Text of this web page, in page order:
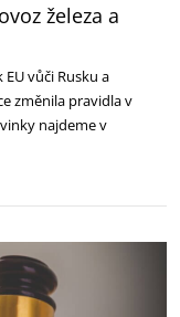
železa a
vůči Rusku a
změnila pravidla v
najdeme v